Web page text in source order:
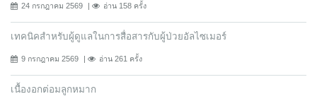
24 กรกฎาคม 2569 อ่าน 158 ครั้ง
เทคนิคสำหรับผู้ดูแลในการสื่อสารกับผู้ป่วยอัลไซเมอร์
9 กรกฎาคม 2569 อ่าน 261 ครั้ง
เนื้องอกต่อมลูกหมาก